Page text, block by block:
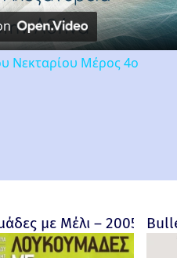
Νεκταρίου Μέρος 4ο
a encore fait au Bon
με Μέλι – 2005